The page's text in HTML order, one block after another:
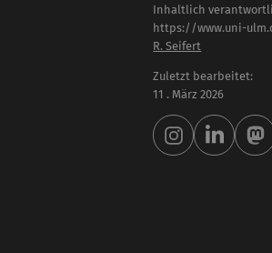
Inhaltlich
https://www.uni-
R. Seifert
Zuletzt bearbeitet:
11 . März 2026